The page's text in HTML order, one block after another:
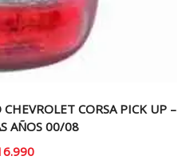
CORSA PICK UP –
AÑOS 00/08